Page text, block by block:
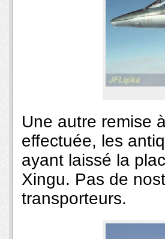
Une autre remise
effectuée, les
ayant laissé la
Xingu. Pas de
transporteurs.